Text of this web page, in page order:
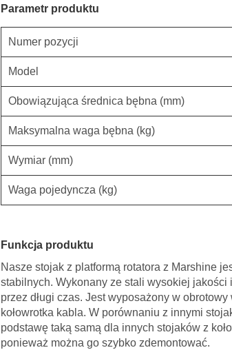
Parametr produktu
Numer pozycji
Model
Obowiązująca średnica bębna (mm)
Maksymalna waga bębna (kg)
Wymiar (mm)
Waga pojedyncza (kg)
Funkcja produktu
Nasze stojak z platformą rotatora z Marshine
stabilnych. Wykonany ze stali wysokiej
przez długi czas. Jest wyposażony w
kołowrotka kabla. W porównaniu z innymi
podstawę taką samą dla innych stojaków z
ponieważ można go szybko zdemontować.